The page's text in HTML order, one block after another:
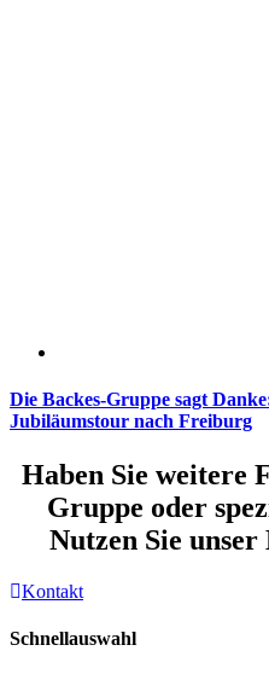
Die Backes-Gruppe sagt
Jubiläumstour nach Freiburg
Haben Sie weitere
Gruppe oder
Nutzen Sie
Kontakt
Schnellauswahl